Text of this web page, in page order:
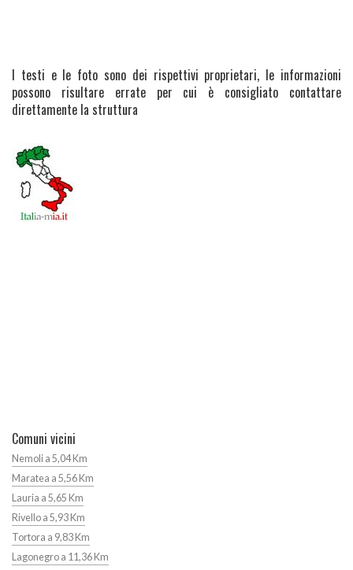
I testi e le foto sono dei rispettivi proprietari, le informazioni
possono risultare errate per cui è consigliato contattare
direttamente la struttura
Comuni vicini
Nemoli a 5,04 Km
Maratea a 5,56 Km
Lauria a 5,65 Km
Rivello a 5,93 Km
Tortora a 9,83 Km
Lagonegro a 11,36 Km